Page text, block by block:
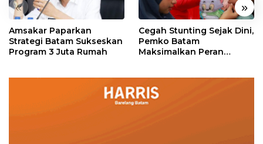
« »
Amsakar Paparkan
Strategi Batam Sukseskan
Program 3 Juta Rumah
Cegah Stunting Sejak Dini,
Pemko Batam
Maksimalkan Peran